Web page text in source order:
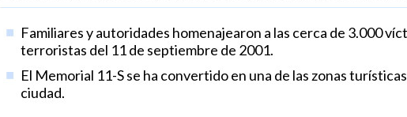
Familiares y autoridades homenajearon a las cerca de 3.000
terroristas del 11 de septiembre de 2001.
El Memorial 11-S se ha convertido en una de las zonas
ciudad.